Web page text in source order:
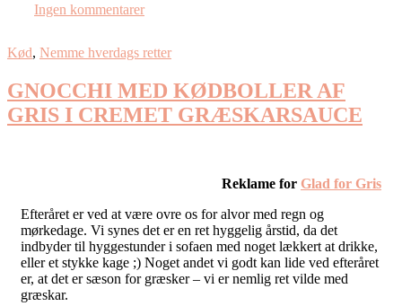
Ingen kommentarer
Kød, Nemme hverdags retter
GNOCCHI MED KØDBOLLER AF
GRIS I CREMET GRÆSKARSAUCE
Reklame for Glad for Gris
Efteråret er ved at være ovre os for alvor med regn og
mørkedage. Vi synes det er en ret hyggelig årstid, da det
indbyder til hyggestunder i sofaen med noget lækkert at drikke,
eller et stykke kage ;) Noget andet vi godt kan lide ved efteråret
er, at det er sæson for græsker – vi er nemlig ret vilde med
græskar.